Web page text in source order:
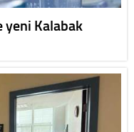
yeni Kalabak